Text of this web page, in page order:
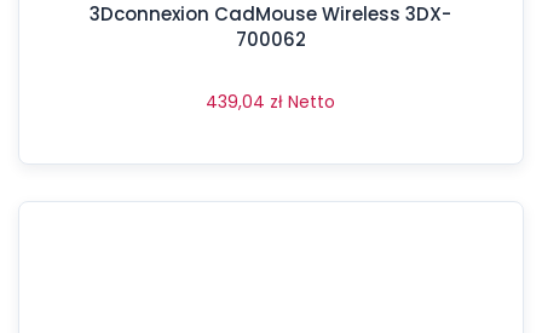
3Dconnexion CadMouse Wireless 3DX-
700062
439,04 zł Netto